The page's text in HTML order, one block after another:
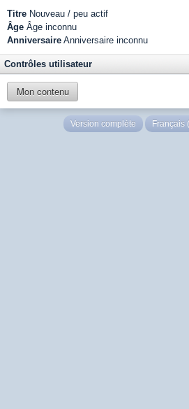
Titre Nouveau / peu actif
Âge Âge inconnu
Anniversaire Anniversaire inconnu
Contrôles utilisateur
Mon contenu
Version complète Français